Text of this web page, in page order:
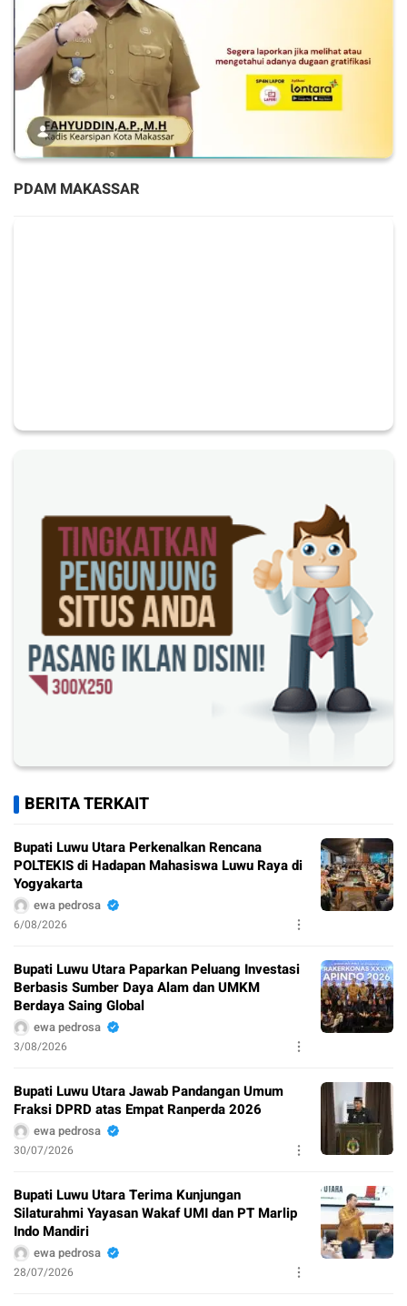
PDAM MAKASSAR
BERITA TERKAIT
Bupati Luwu Utara Perkenalkan Rencana
POLTEKIS di Hadapan Mahasiswa Luwu Raya di
Yogyakarta
ewa pedrosa
6/08/2026
Bupati Luwu Utara Paparkan Peluang Investasi
Berbasis Sumber Daya Alam dan UMKM
Berdaya Saing Global
ewa pedrosa
3/08/2026
Bupati Luwu Utara Jawab Pandangan Umum
Fraksi DPRD atas Empat Ranperda 2026
ewa pedrosa
30/07/2026
Bupati Luwu Utara Terima Kunjungan
Silaturahmi Yayasan Wakaf UMI dan PT Marlip
Indo Mandiri
ewa pedrosa
28/07/2026